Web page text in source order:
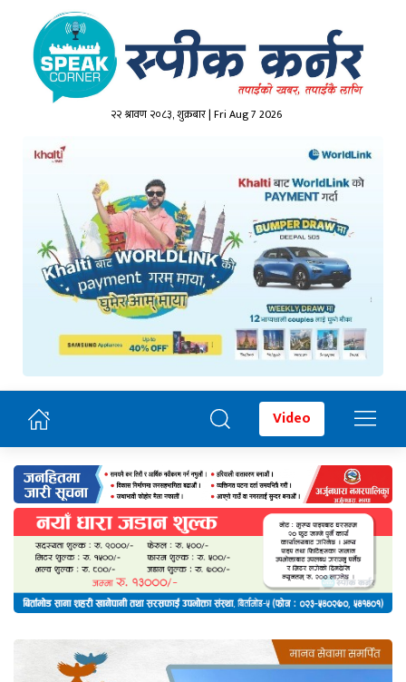
२२ श्रावण २०८३, शुक्रबार | Fri Aug 7 2026
Video